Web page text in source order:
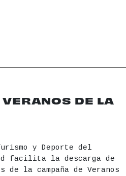
DE LA
y Deporte del
facilita la descarga de
la campaña de Veranos